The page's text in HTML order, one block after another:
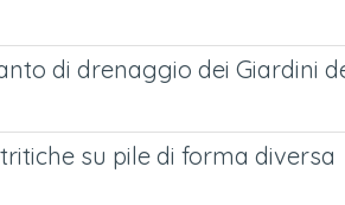
di drenaggio dei Giardini
su pile di forma diversa